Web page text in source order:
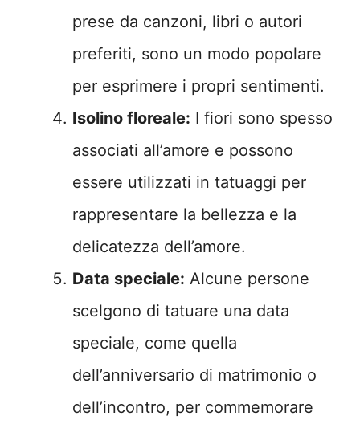
prese da canzoni, libri o autori
preferiti, sono un modo popolare
per esprimere i propri sentimenti.
Isolino floreale: I fiori sono spesso
associati all’amore e possono
essere utilizzati in tatuaggi per
rappresentare la bellezza e la
delicatezza dell’amore.
Data speciale: Alcune persone
scelgono di tatuare una data
speciale, come quella
dell’anniversario di matrimonio o
dell’incontro, per commemorare